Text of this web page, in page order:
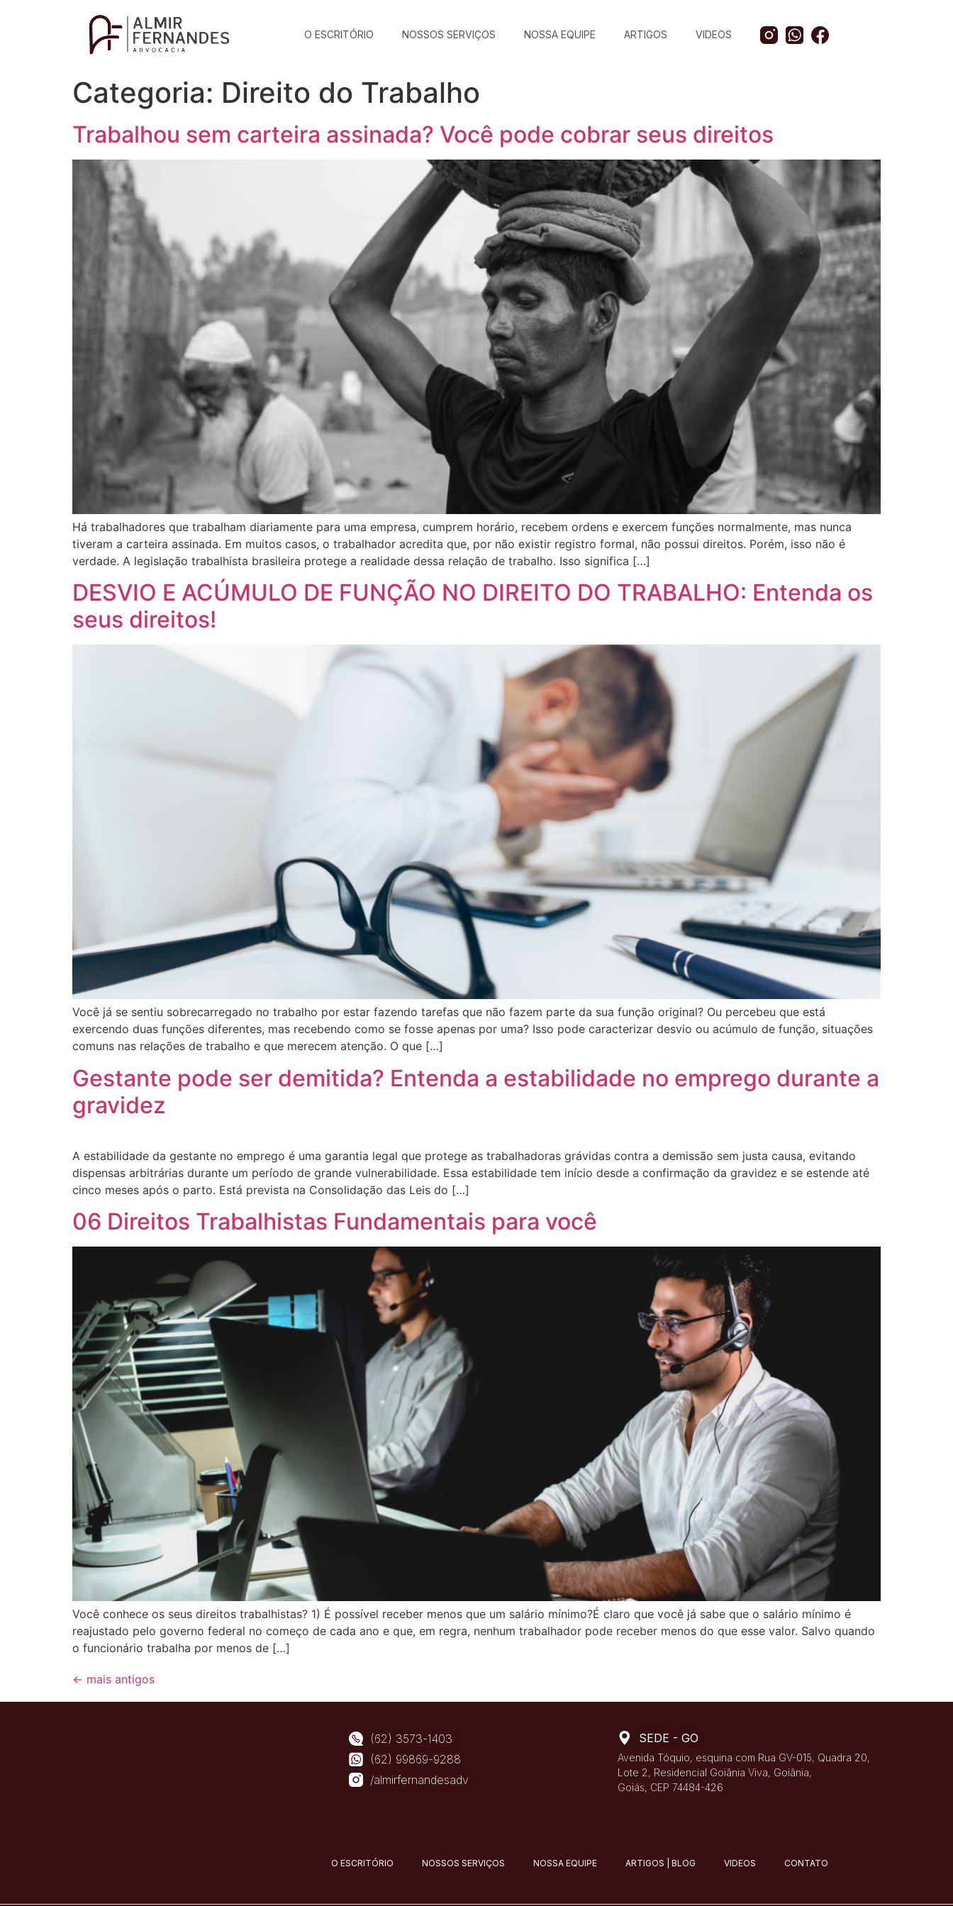
O ESCRITÓRIO NOSSOS SERVIÇOS NOSSA EQUIPE ARTIGOS VIDEOS
Categoria: Direito do Trabalho
Trabalhou sem carteira assinada? Você pode cobrar seus direitos
Há trabalhadores que trabalham diariamente para uma empresa, cumprem horário, recebem ordens e exercem funções normalmente, mas nunca
tiveram a carteira assinada. Em muitos casos, o trabalhador acredita que, por não existir registro formal, não possui direitos. Porém, isso não é
verdade. A legislação trabalhista brasileira protege a realidade dessa relação de trabalho. Isso significa […]
DESVIO E ACÚMULO DE FUNÇÃO NO DIREITO DO TRABALHO: Entenda os
seus direitos!
Você já se sentiu sobrecarregado no trabalho por estar fazendo tarefas que não fazem parte da sua função original? Ou percebeu que está
exercendo duas funções diferentes, mas recebendo como se fosse apenas por uma? Isso pode caracterizar desvio ou acúmulo de função, situações
comuns nas relações de trabalho e que merecem atenção. O que […]
Gestante pode ser demitida? Entenda a estabilidade no emprego durante a
gravidez
A estabilidade da gestante no emprego é uma garantia legal que protege as trabalhadoras grávidas contra a demissão sem justa causa, evitando
dispensas arbitrárias durante um período de grande vulnerabilidade. Essa estabilidade tem início desde a confirmação da gravidez e se estende até
cinco meses após o parto. Está prevista na Consolidação das Leis do […]
06 Direitos Trabalhistas Fundamentais para você
Você conhece os seus direitos trabalhistas? 1) É possível receber menos que um salário mínimo?É claro que você já sabe que o salário mínimo é
reajustado pelo governo federal no começo de cada ano e que, em regra, nenhum trabalhador pode receber menos do que esse valor. Salvo quando
o funcionário trabalha por menos de […]
← mais antigos
(62) 3573-1403
(62) 99869-9288
/almirfernandesadv
SEDE - GO
Avenida Tóquio, esquina com Rua GV-015, Quadra 20,
Lote 2, Residencial Goiânia Viva, Goiânia,
Goiás, CEP 74484-426
O ESCRITÓRIO NOSSOS SERVIÇOS NOSSA EQUIPE ARTIGOS | BLOG VIDEOS CONTATO